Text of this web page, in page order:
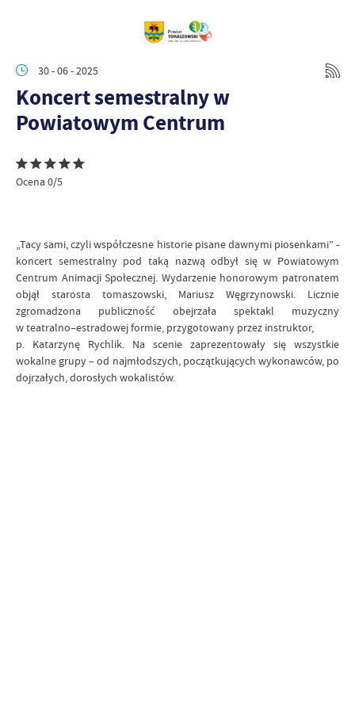
30 - 06 - 2025
Koncert semestralny w
Powiatowym Centrum
Ocena 0/5
„Tacy sami, czyli współczesne historie pisane dawnymi piosenkami” -
koncert semestralny pod taką nazwą odbył się w Powiatowym
Centrum Animacji Społecznej. Wydarzenie honorowym patronatem
objął starosta tomaszowski, Mariusz Węgrzynowski. Licznie
zgromadzona publiczność obejrzała spektakl muzyczny
w teatralno–estradowej formie, przygotowany przez instruktor,
p. Katarzynę Rychlik. Na scenie zaprezentowały się wszystkie
wokalne grupy – od najmłodszych, początkujących wykonawców, po
dojrzałych, dorosłych wokalistów.